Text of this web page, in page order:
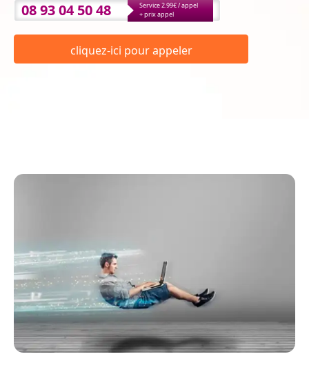
08 93 04 50 48
Service 2.99€ / appel
+ prix appel
cliquez-ici pour appeler